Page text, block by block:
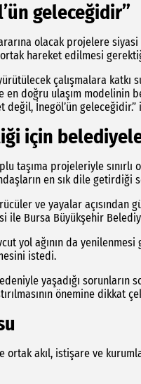
geleceğidir”
olacak projelere
ortak hareket edilmesi
çalışmalara katkı
en doğru ulaşım modelinin
değil, İnegöl’ün
için
taşıma projeleriyle sınırlı
en sık dile getirdiği
ve yayalar açısından
ile Bursa Büyükşehir
yol ağının da
istedi.
yaşadığı
önemine dikkat
akıl, istişare ve